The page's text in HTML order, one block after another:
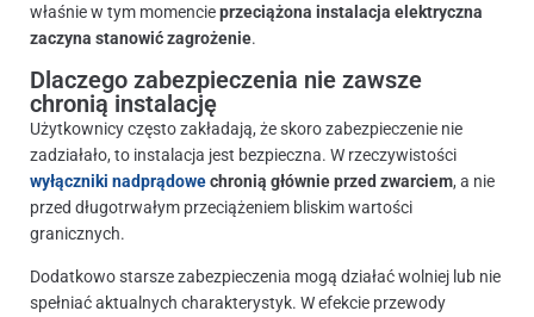
właśnie w tym momencieprzeciążona instalacja elektryczna
zaczyna stanowić zagrożenie.
Dlaczego zabezpieczenia nie zawsze
chronią instalację
Użytkownicy często zakładają, że skoro zabezpieczenie nie
zadziałało, to instalacja jest bezpieczna. W rzeczywistości
wyłączniki nadprądowechronią głównie przed zwarciem, a nie
przed długotrwałym przeciążeniem bliskim wartości
granicznych.
Dodatkowo starsze zabezpieczenia mogą działać wolniej lub nie
spełniać aktualnych charakterystyk. W efekcie przewody